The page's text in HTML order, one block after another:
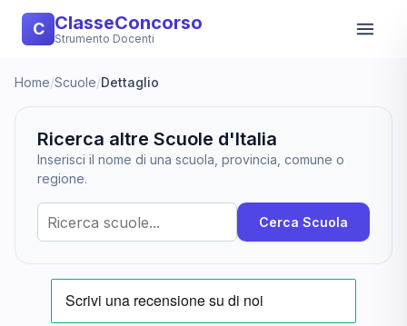
C ClasseConcorso
Strumento Docenti
Home/Scuole/Dettaglio
Ricerca altre Scuole d'Italia
Inserisci il nome di una scuola, provincia, comune o
regione.
Cerca Scuola